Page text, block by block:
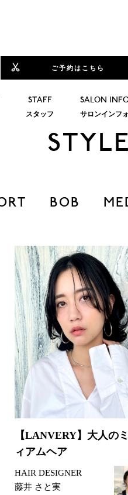
ご予約はこちら
STAFF
スタッフ
SALON
サロンインフォ
BOB
【LANVERY】大人の
ィアムヘア
HAIR DESIGNER
藤井 さと実